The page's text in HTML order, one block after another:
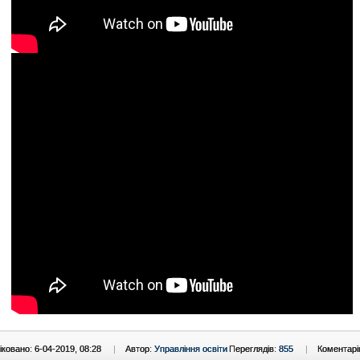
6-04-2019, 08:28 | Автор: Управління освітиПереглядів: 855 |